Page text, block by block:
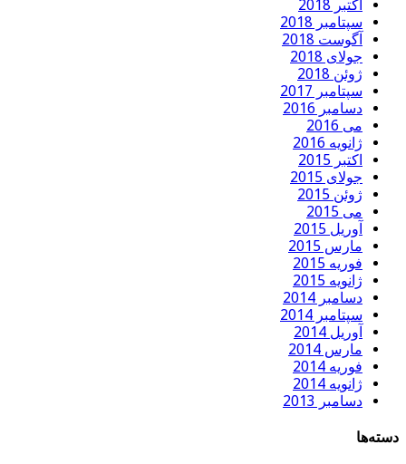
اکتبر 2018
سپتامبر 2018
آگوست 2018
جولای 2018
ژوئن 2018
سپتامبر 2017
دسامبر 2016
می 2016
ژانویه 2016
اکتبر 2015
جولای 2015
ژوئن 2015
می 2015
آوریل 2015
مارس 2015
فوریه 2015
ژانویه 2015
دسامبر 2014
سپتامبر 2014
آوریل 2014
مارس 2014
فوریه 2014
ژانویه 2014
دسامبر 2013
دسته‌ها